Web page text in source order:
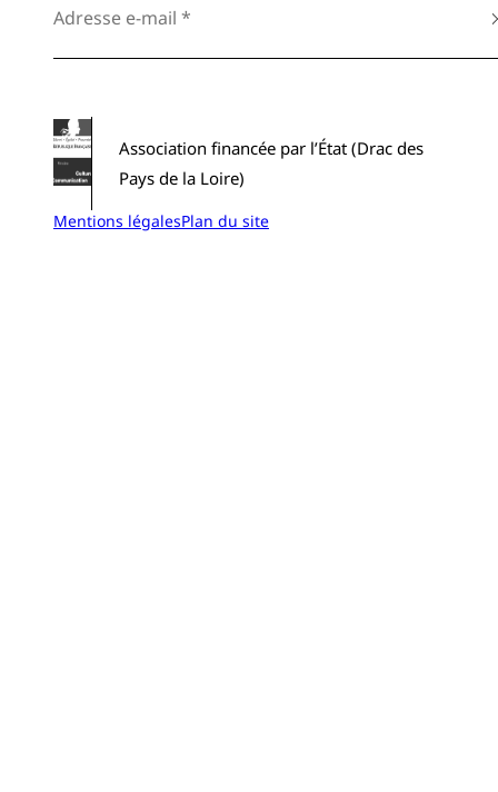
Association financée par l’État (Drac des
Pays de la Loire)
Mentions légalesPlan du site